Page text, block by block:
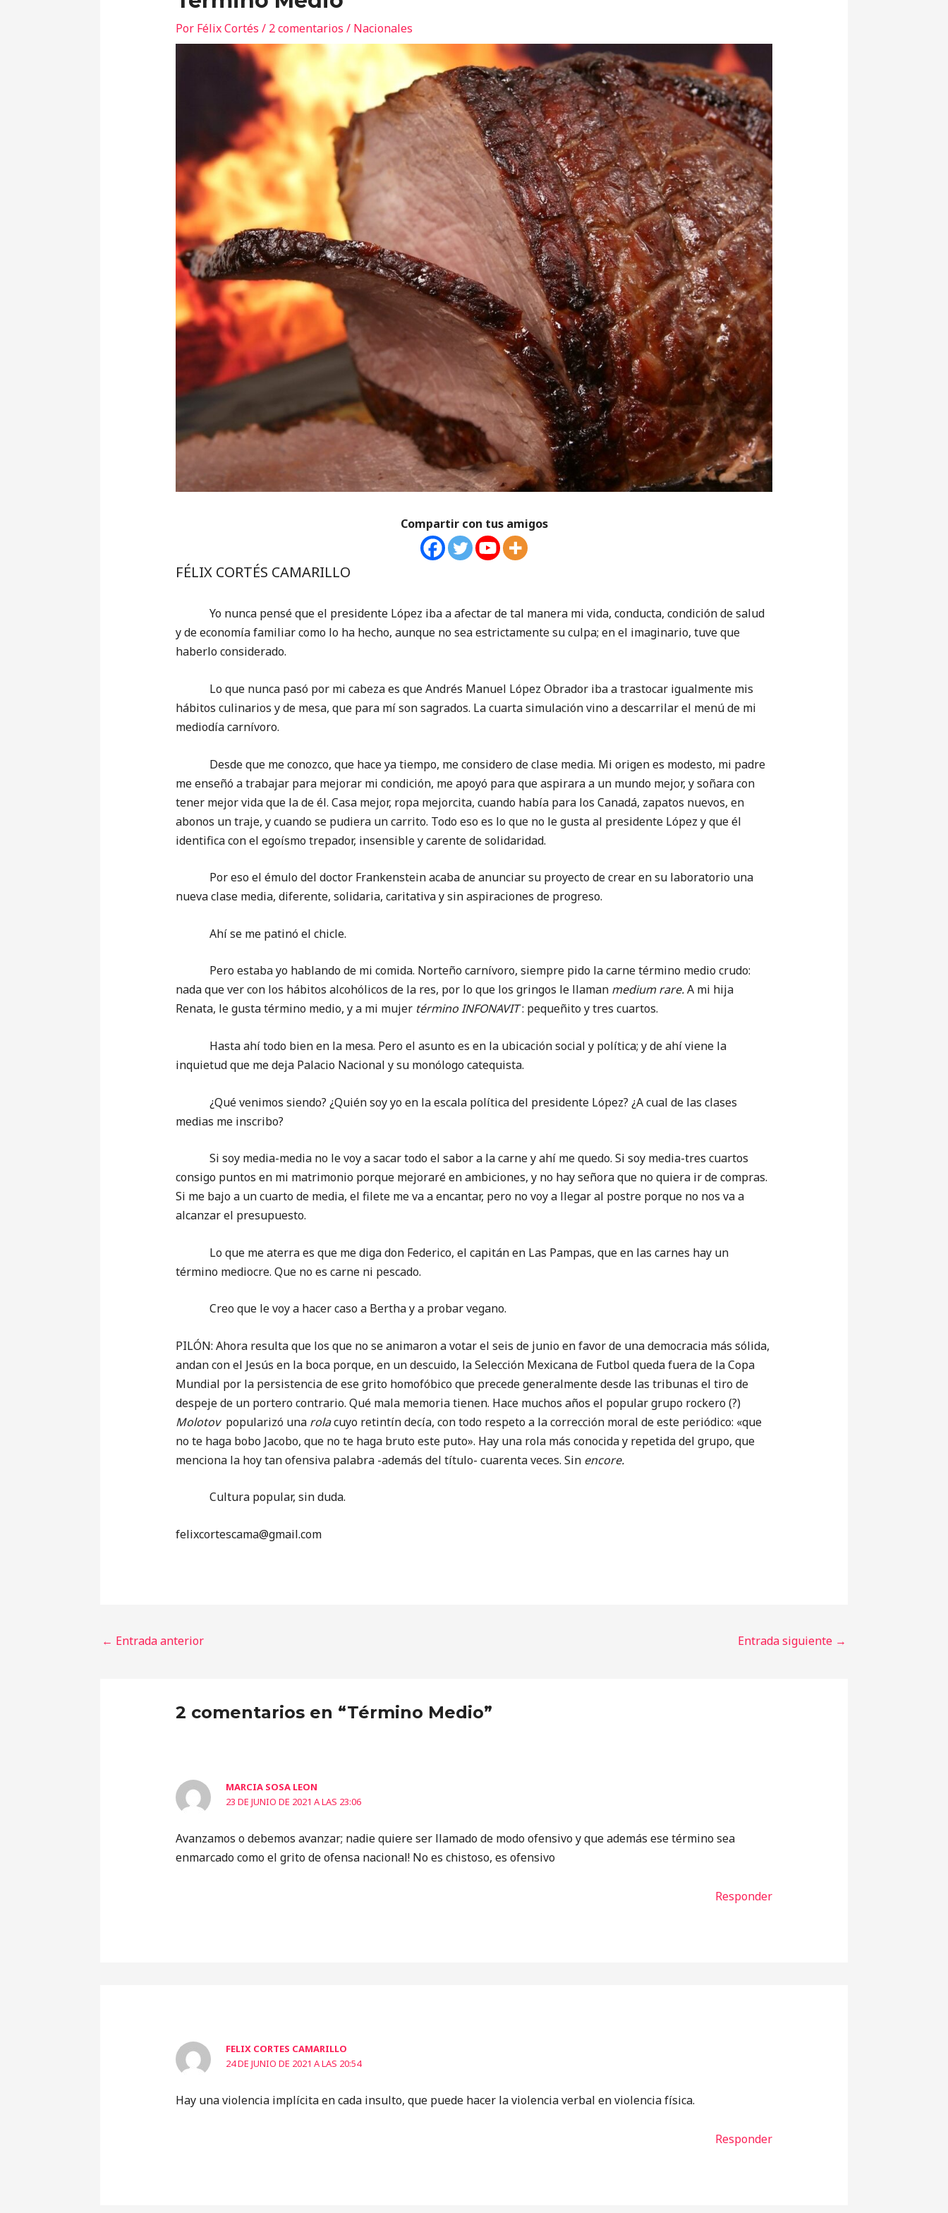
Por Félix Cortés / 2 comentarios / Nacionales
Compartir con tus amigos
FÉLIX CORTÉS CAMARILLO
Yo nunca pensé que el presidente López iba a afectar de tal manera mi vida, conducta, condición de salud
y de economía familiar como lo ha hecho, aunque no sea estrictamente su culpa; en el imaginario, tuve que
haberlo considerado.
Lo que nunca pasó por mi cabeza es que Andrés Manuel López Obrador iba a trastocar igualmente mis
hábitos culinarios y de mesa, que para mí son sagrados. La cuarta simulación vino a descarrilar el menú de mi
mediodía carnívoro.
Desde que me conozco, que hace ya tiempo, me considero de clase media. Mi origen es modesto, mi padre
me enseñó a trabajar para mejorar mi condición, me apoyó para que aspirara a un mundo mejor, y soñara con
tener mejor vida que la de él. Casa mejor, ropa mejorcita, cuando había para los Canadá, zapatos nuevos, en
abonos un traje, y cuando se pudiera un carrito. Todo eso es lo que no le gusta al presidente López y que él
identifica con el egoísmo trepador, insensible y carente de solidaridad.
Por eso el émulo del doctor Frankenstein acaba de anunciar su proyecto de crear en su laboratorio una
nueva clase media, diferente, solidaria, caritativa y sin aspiraciones de progreso.
Ahí se me patinó el chicle.
Pero estaba yo hablando de mi comida. Norteño carnívoro, siempre pido la carne término medio crudo:
nada que ver con los hábitos alcohólicos de la res, por lo que los gringos le llaman medium rare.A mi hija
Renata, le gusta término medio, y a mi mujer término INFONAVIT: pequeñito y tres cuartos.
Hasta ahí todo bien en la mesa. Pero el asunto es en la ubicación social y política; y de ahí viene la
inquietud que me deja Palacio Nacional y su monólogo catequista.
¿Qué venimos siendo? ¿Quién soy yo en la escala política del presidente López? ¿A cual de las clases
medias me inscribo?
Si soy media-media no le voy a sacar todo el sabor a la carne y ahí me quedo. Si soy media-tres cuartos
consigo puntos en mi matrimonio porque mejoraré en ambiciones, y no hay señora que no quiera ir de compras.
Si me bajo a un cuarto de media, el filete me va a encantar, pero no voy a llegar al postre porque no nos va a
alcanzar el presupuesto.
Lo que me aterra es que me diga don Federico, el capitán en Las Pampas, que en las carnes hay un
término mediocre. Que no es carne ni pescado.
Creo que le voy a hacer caso a Bertha y a probar vegano.
PILÓN: Ahora resulta que los que no se animaron a votar el seis de junio en favor de una democracia más sólida,
andan con el Jesús en la boca porque, en un descuido, la Selección Mexicana de Futbol queda fuera de la Copa
Mundial por la persistencia de ese grito homofóbico que precede generalmente desde las tribunas el tiro de
despeje de un portero contrario. Qué mala memoria tienen. Hace muchos años el popular grupo rockero (?)
Molotov popularizó una rolacuyo retintín decía, con todo respeto a la corrección moral de este periódico: «que
no te haga bobo Jacobo, que no te haga bruto este puto». Hay una rola más conocida y repetida del grupo, que
menciona la hoy tan ofensiva palabra -además del título- cuarenta veces. Sin encore.
Cultura popular, sin duda.
‎felixcortescama@gmail.com
← Entrada anterior Entrada siguiente →
2 comentarios en “Término Medio”
MARCIA SOSA LEON
23 DE JUNIO DE 2021 A LAS 23:06
Avanzamos o debemos avanzar; nadie quiere ser llamado de modo ofensivo y que además ese término sea
enmarcado como el grito de ofensa nacional! No es chistoso, es ofensivo
Responder
FELIX CORTES CAMARILLO
24 DE JUNIO DE 2021 A LAS 20:54
Hay una violencia implícita en cada insulto, que puede hacer la violencia verbal en violencia física.
Responder